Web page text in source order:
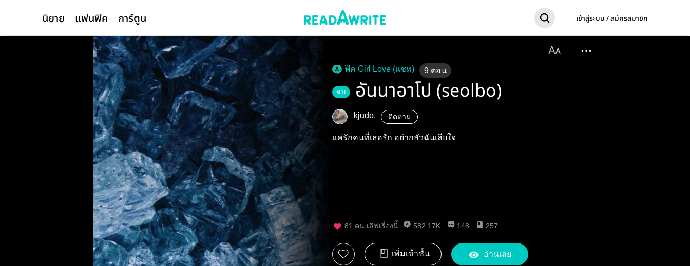
นิยาย แฟนฟิค การ์ตูน เข้าสู่ระบบ / สมัครสมาชิก
ฟิค Girl Love (แชท) 9 ตอน
จบ อันนาอาโป (seolbo)
kjudo. ติดตาม
แค่รักคนที่เธอรัก อย่ากลัวฉันเสียใจ
81 คน เลิฟเรื่องนี้ 582.17K 148 257
เพิ่มเข้าชั้น อ่านเลย